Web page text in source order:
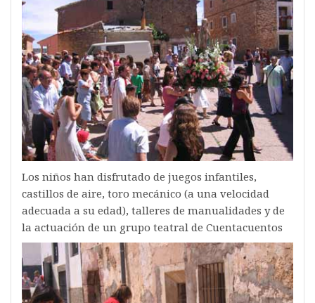
Los niños han disfrutado de juegos infantiles,
castillos de aire, toro mecánico (a una velocidad
adecuada a su edad), talleres de manualidades y de
la actuación de un grupo teatral de Cuentacuentos